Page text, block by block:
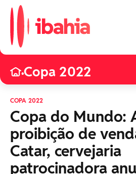
•Copa 2022
COPA 2022
Copa do Mundo:
proibição de
Catar, cervejaria
patrocinadora